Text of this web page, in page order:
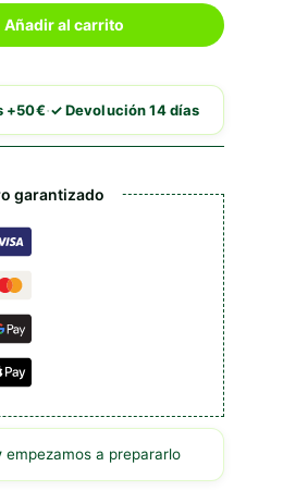
Añadir al carrito
+50€·✓ Devolución 14 días
garantizado
empezamos a prepararlo